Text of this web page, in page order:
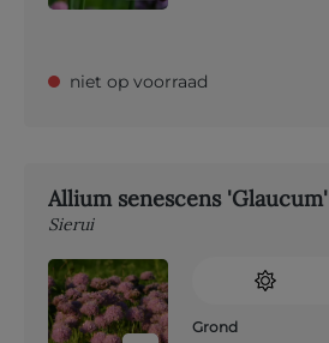
niet op voorraad
Allium senescens 'Glaucum'
Sierui
Grond